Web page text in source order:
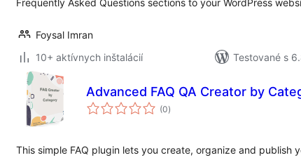
Frequently Asked Questions sections to your WordPress
Foysal Imran
10+ aktívnych inštalácií
Testované s
Advanced FAQ QA Creator by
(0celkové
hodnotenie
)
This simple FAQ plugin lets you create, organize and publish